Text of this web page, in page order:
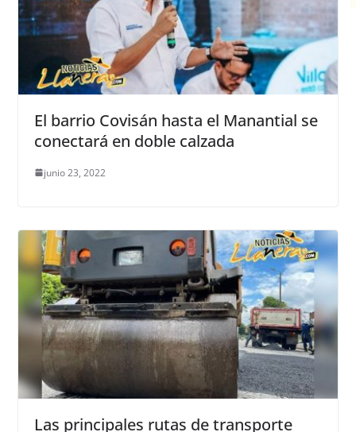
El barrio Covisán hasta el Manantial se
conectará en doble calzada
junio 23, 2022
Las principales rutas de transporte